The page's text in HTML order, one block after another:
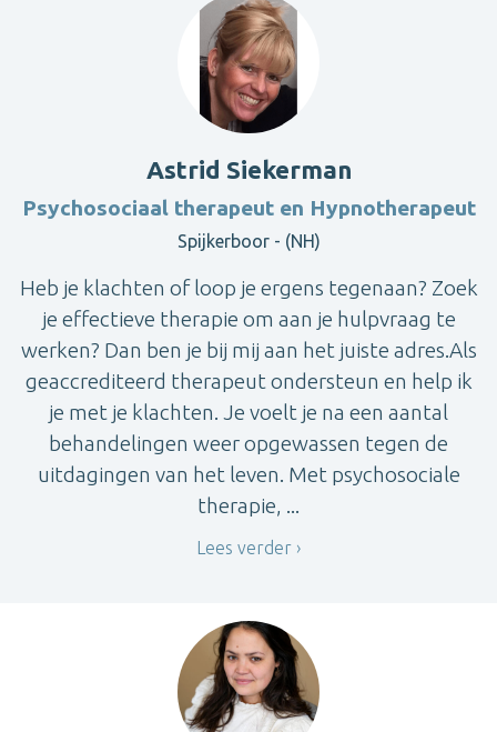
Astrid Siekerman
Psychosociaal therapeut en Hypnotherapeut
Spijkerboor - (NH)
Heb je klachten of loop je ergens tegenaan? Zoek
je effectieve therapie om aan je hulpvraag te
werken? Dan ben je bij mij aan het juiste adres.Als
geaccrediteerd therapeut ondersteun en help ik
je met je klachten. Je voelt je na een aantal
behandelingen weer opgewassen tegen de
uitdagingen van het leven. Met psychosociale
therapie, ...
Lees verder